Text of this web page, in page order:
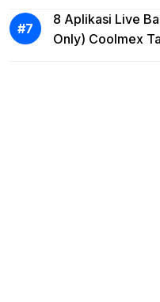
8 Aplikasi Live
Only) Coolmex